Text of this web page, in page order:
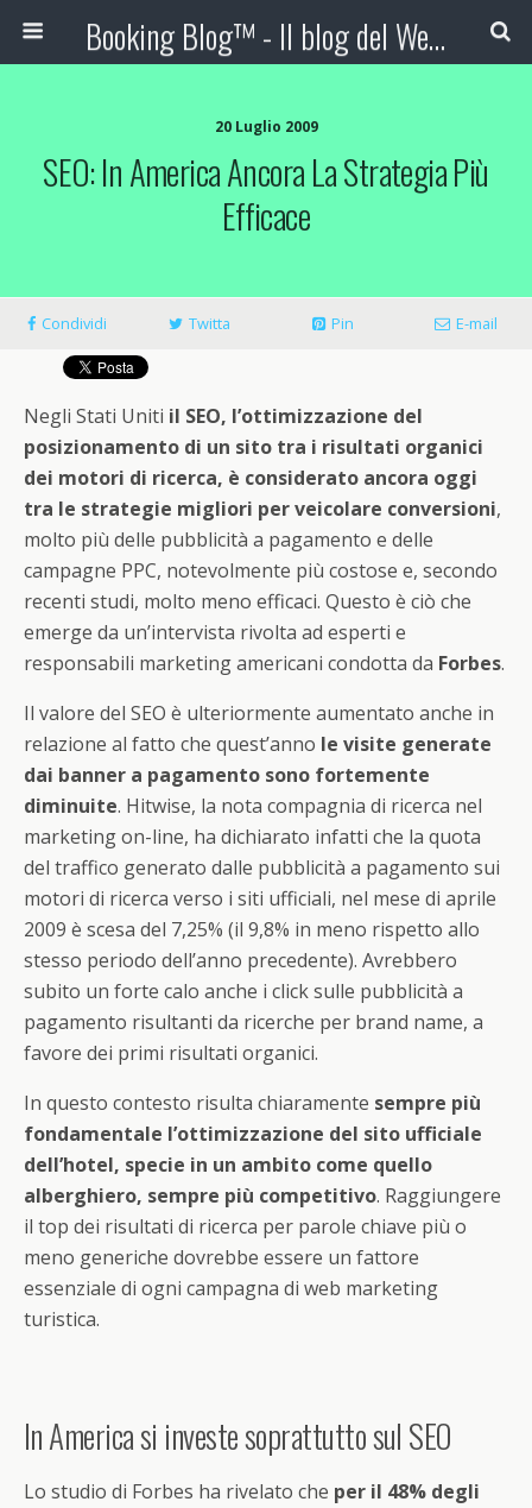
Booking Blog™ - Il blog del Web Marketing Turistico
20 Luglio 2009
SEO: In America Ancora La Strategia Più
Efficace
Condividi Twitta Pin E-mail
Negli Stati Uniti il SEO, l’ottimizzazione del
posizionamento di un sito tra i risultati organici
dei motori di ricerca, è considerato ancora oggi
tra le strategie migliori per veicolare conversioni,
molto più delle pubblicità a pagamento e delle
campagne PPC, notevolmente più costose e, secondo
recenti studi, molto meno efficaci. Questo è ciò che
emerge da un’intervista rivolta ad esperti e
responsabili marketing americani condotta da Forbes.
Il valore del SEO è ulteriormente aumentato anche in
relazione al fatto che quest’anno le visite generate
dai banner a pagamento sono fortemente
diminuite. Hitwise, la nota compagnia di ricerca nel
marketing on-line, ha dichiarato infatti che la quota
del traffico generato dalle pubblicità a pagamento sui
motori di ricerca verso i siti ufficiali, nel mese di aprile
2009 è scesa del 7,25% (il 9,8% in meno rispetto allo
stesso periodo dell’anno precedente). Avrebbero
subito un forte calo anche i click sulle pubblicità a
pagamento risultanti da ricerche per brand name, a
favore dei primi risultati organici.
In questo contesto risulta chiaramente sempre più
fondamentale l’ottimizzazione del sito ufficiale
dell’hotel, specie in un ambito come quello
alberghiero, sempre più competitivo. Raggiungere
il top dei risultati di ricerca per parole chiave più o
meno generiche dovrebbe essere un fattore
essenziale di ogni campagna di web marketing
turistica.
In America si investe soprattutto sul SEO
Lo studio di Forbes ha rivelato che per il 48% degli